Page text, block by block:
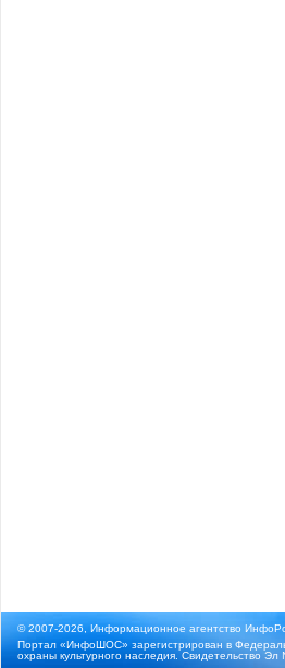
© 2007-2026, Информационное агентство
Портал «ИнфоШОС» зарегистрирован в
охраны культурного наследия. Свидетельство